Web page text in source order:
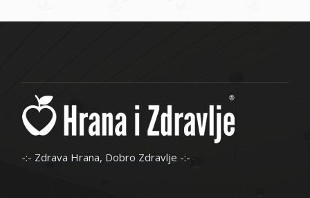
-:- Zdrava Hrana, Dobro Zdravlje -:-